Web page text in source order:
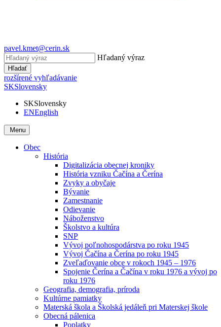
pavel.kmet@cerin.sk
Hľadaný výraz
Hľadať
rozšírené vyhľadávanie
SKSlovensky
SKSlovensky
ENEnglish
Menu
Obec
História
Digitalizácia obecnej kroniky
História vzniku Čačína a Čerína
Zvyky a obyčaje
Bývanie
Zamestnanie
Odievanie
Náboženstvo
Školstvo a kultúra
SNP
Vývoj poľnohospodárstva po roku 1945
Vývoj Čačína a Čerína po roku 1945
Zveľaďovanie obce v rokoch 1945 – 1976
Spojenie Čerína a Čačína v roku 1976 a vývoj po
roku 1976
Geografia, demografia, príroda
Kultúrne pamiatky
Materská škola a Školská jedáleň pri Materskej škole
Obecná pálenica
Poplatky